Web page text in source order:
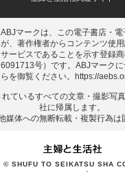
ABJマークは、この電子書店・
が、著作権者からコンテンツ使
サービスであることを示す登録
6091713号）です。ABJマーク
らを御覧ください。
https://
ているすべての⽂章・撮影写
社に帰属します。
媒体への無断転載・複製⾏為は
© SHUFU TO SEIKATSU SHA